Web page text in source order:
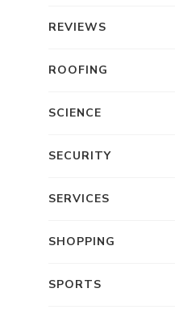
REVIEWS
ROOFING
SCIENCE
SECURITY
SERVICES
SHOPPING
SPORTS